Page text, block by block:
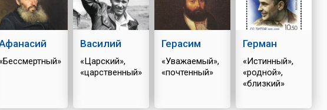
«Бессмертный»
Василий
«Царский»,
«царственный»
Герасим
«Уважаемый»,
«почтенный»
Герман
«Истинный»,
«родной»,
«близкий»